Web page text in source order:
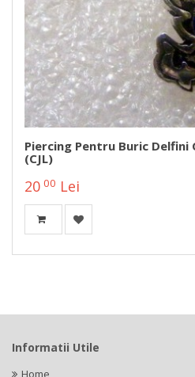
Piercing Pentru Buric
(CJL)
20 00 Lei
Informatii Utile
Home